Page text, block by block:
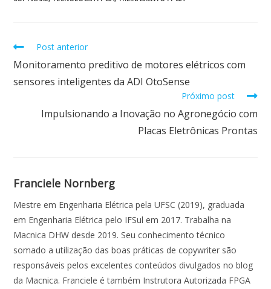
b
o
k
s
p
p
e
n
er l e
Post anterior
Monitoramento preditivo de motores elétricos com
sensores inteligentes da ADI OtoSense
Próximo post
Impulsionando a Inovação no Agronegócio com
Placas Eletrônicas Prontas
Franciele Nornberg
Mestre em Engenharia Elétrica pela UFSC (2019), graduada
em Engenharia Elétrica pelo IFSul em 2017. Trabalha na
Macnica DHW desde 2019. Seu conhecimento técnico
somado a utilização das boas práticas de copywriter são
responsáveis pelos excelentes conteúdos divulgados no blog
da Macnica. Franciele é também Instrutora Autorizada FPGA